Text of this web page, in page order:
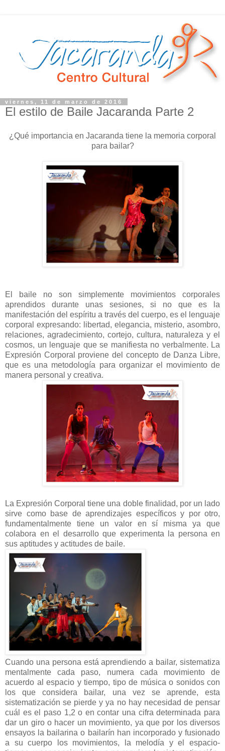
viernes, 11 de marzo de 2016
El estilo de Baile Jacaranda Parte 2
¿Qué importancia en Jacaranda tiene la memoria corporal
para bailar?
El baile no son simplemente movimientos corporales
aprendidos durante unas sesiones, si no que es la
manifestación del espíritu a través del cuerpo, es el lenguaje
corporal expresando: libertad, elegancia, misterio, asombro,
relaciones, agradecimiento, cortejo, cultura, naturaleza y el
cosmos, un lenguaje que se manifiesta no verbalmente. La
Expresión Corporal proviene del concepto de Danza Libre,
que es una metodología para organizar el movimiento de
manera personal y creativa.
La Expresión Corporal tiene una doble finalidad, por un lado
sirve como base de aprendizajes específicos y por otro,
fundamentalmente tiene un valor en sí misma ya que
colabora en el desarrollo que experimenta la persona en
sus aptitudes y actitudes de baile.
Cuando una persona está aprendiendo a bailar, sistematiza
mentalmente cada paso, numera cada movimiento de
acuerdo al espacio y tiempo, tipo de música o sonidos con
los que considera bailar, una vez se aprende, esta
sistematización se pierde y ya no hay necesidad de pensar
cuál es el paso 1,2 o en contar una cifra determinada para
dar un giro o hacer un movimiento, ya que por los diversos
ensayos la bailarina o bailarín han incorporado y fusionado
a su cuerpo los movimientos, la melodía y el espacio-